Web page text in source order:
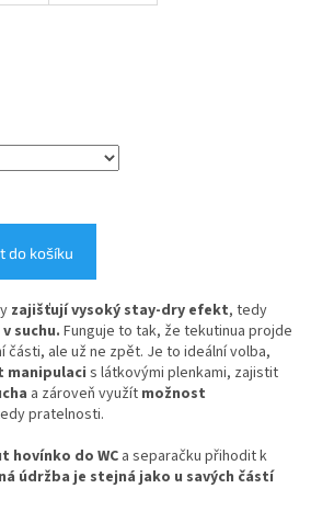
do košíku
zajišťují vysoký stay-dry efekt, tedy
suchu. Funguje to tak, že tekutinua projde
ale už ne zpět. Je to ideální volba,
manipulaci s látkovými plenkami, zajistit
a zároveň využít možnost
pratelnosti.
hovínko do WC a separačku přihodit k
údržba je stejná jako u savých částí